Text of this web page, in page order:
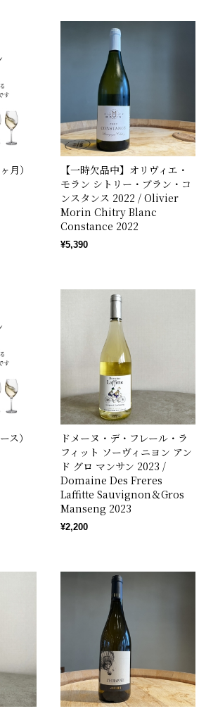
月）
【一時欠品中】オリヴィエ・
モラン シトリー・ブラン・コ
ンスタンス 2022 / Olivier
Morin Chitry Blanc
Constance 2022
¥5,390
ス）
ドメーヌ・デ・フレール・ラ
フィット ソーヴィニヨン アン
ド グロ マンサン 2023 /
Domaine Des Freres
Laffitte Sauvignon＆Gros
Manseng 2023
¥2,200